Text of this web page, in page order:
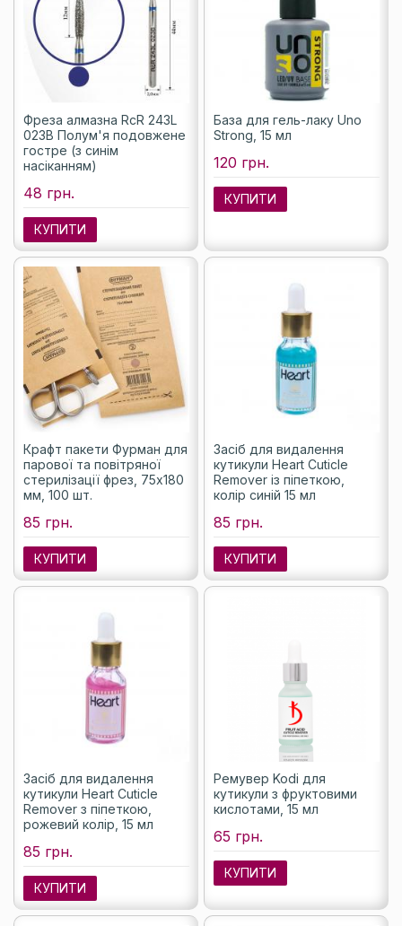
Фреза алмазна RcR 243L
023B Полум'я подовжене
гостре (з синім
насіканням)
48 грн.
КУПИТИ
База для гель-лаку Uno
Strong, 15 мл
120 грн.
КУПИТИ
Крафт пакети Фурман для
парової та повітряної
стерилізації фрез, 75х180
мм, 100 шт.
85 грн.
КУПИТИ
Засіб для видалення
кутикули Heart Cuticle
Remover із піпеткою,
колір синій 15 мл
85 грн.
КУПИТИ
Засіб для видалення
кутикули Heart Cuticle
Remover з піпеткою,
рожевий колір, 15 мл
85 грн.
КУПИТИ
Ремувер Kodi для
кутикули з фруктовими
кислотами, 15 мл
65 грн.
КУПИТИ